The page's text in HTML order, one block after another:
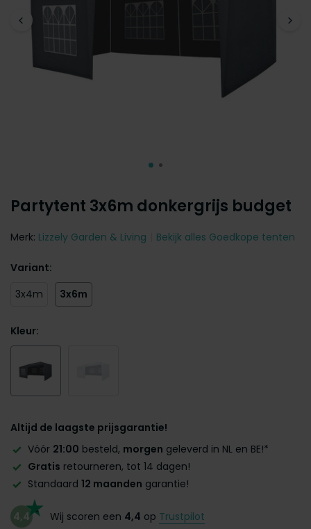
Partytent 3x6m donkergrijs budget
Merk: Lizzely Garden & Living Bekijk alles Goedkope tenten
Variant:
3x4m
3x6m
Kleur:
Altijd de laagste prijsgarantie!
Vóór 21:00 besteld, morgen geleverd in NL en BE!*
Gratis retourneren, tot 14 dagen!
Standaard 12 maanden garantie!
4,4 Wij scoren een 4,4 op Trustpilot